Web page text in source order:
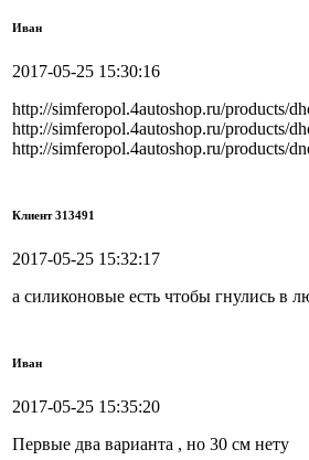
Иван
2017-05-25 15:30:16
http://simferopol.4autoshop.ru/products/
http://simferopol.4autoshop.ru/products/
http://simferopol.4autoshop.ru/products/
Клиент 313491
2017-05-25 15:32:17
а силиконовые есть чтобы гнулись в
Иван
2017-05-25 15:35:20
Первые два варианта , но 30 см нету